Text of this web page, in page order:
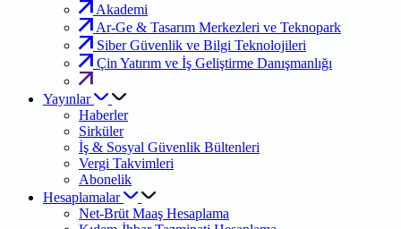
Akademi
Ar-Ge & Tasarım Merkezleri ve Teknopark
Siber Güvenlik ve Bilgi Teknolojileri
Çin Yatırım ve İş Geliştirme Danışmanlığı
Yayınlar
Haberler
Sirküler
İş & Sosyal Güvenlik Bültenleri
Vergi Takvimleri
Abonelik
Hesaplamalar
Net-Brüt Maaş Hesaplama